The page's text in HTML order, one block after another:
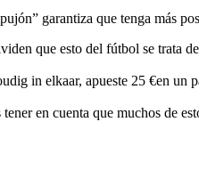
garantiza que tenga más
que esto del fútbol se trata
in elkaar, apueste 25 €en un
en cuenta que muchos de